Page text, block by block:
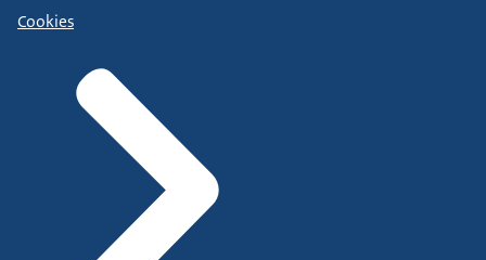
Cookies